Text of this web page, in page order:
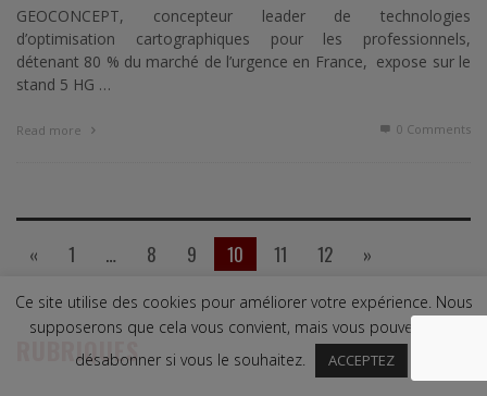
GEOCONCEPT, concepteur leader de technologies
d’optimisation cartographiques pour les professionnels,
détenant 80 % du marché de l’urgence en France, expose sur le
stand 5 HG …
Read more 0 Comments
« 1 … 8 9 10 11 12 »
RUBRIQUES
Ce site utilise des cookies pour améliorer votre expérience. Nous
supposerons que cela vous convient, mais vous pouvez vous
désabonner si vous le souhaitez.
ACCEPTEZ